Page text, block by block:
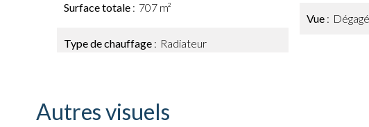
Surface totale 707 m²
Type de chauffage Radiateur
Vue
Autres visuels